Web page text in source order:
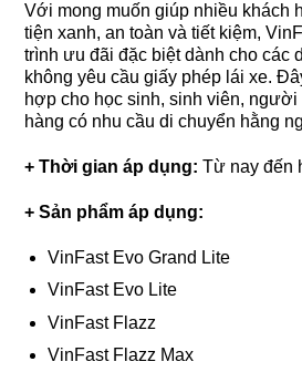
Với mong muốn giúp nhiều khách
tiện xanh, an toàn và tiết kiệm,
trình ưu đãi đặc biệt dành cho các
không yêu cầu giấy phép lái xe.
hợp cho học sinh, sinh viên,
hàng có nhu cầu di chuyển hằng
+ Thời gian áp dụng: Từ nay đến
+ Sản phẩm áp dụng:
VinFast Evo Grand Lite
VinFast Evo Lite
VinFast Flazz
VinFast Flazz Max